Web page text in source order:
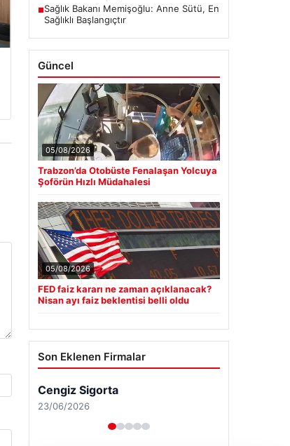
■Sağlık Bakanı Memişoğlu: Anne Sütü, En
Sağlıklı Başlangıçtır
Güncel
05/08/2026
Trabzon’da Otobüste Fenalaşan Yolcuya
Şoförün Hızlı Müdahalesi
05/08/2026
FED faiz kararı ne zaman açıklanacak?
Nisan ayı faiz beklentisi belli oldu
Son Eklenen Firmalar
Cengiz Sigorta
23/06/2026